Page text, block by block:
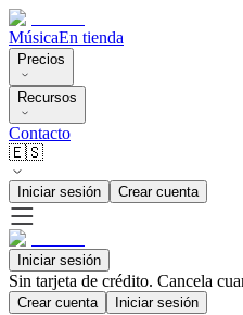
MúsicaEn tienda
Precios
Recursos
Contacto
🇪🇸
Iniciar sesión Crear cuenta
Iniciar sesión
Sin tarjeta de crédito. Cancela
Crear cuenta Iniciar sesión